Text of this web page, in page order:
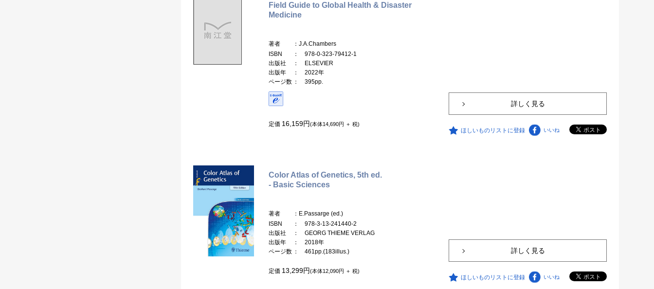
Field Guide to Global Health & Disaster
Medicine
著者
：J.A.Chambers
ISBN
： 978-0-323-79412-1
出版社
： ELSEVIER
出版年
： 2022年
ページ数 ： 395pp.
定価 16,159円(本体14,690円 ＋ 税)
詳しく見る
ほしいものリストに登録 いいね
Color Atlas of Genetics, 5th ed.
- Basic Sciences
著者
：E.Passarge (ed.)
ISBN
： 978-3-13-241440-2
出版社
： GEORG THIEME VERLAG
出版年
： 2018年
ページ数 ： 461pp.(183illus.)
定価 13,299円(本体12,090円 ＋ 税)
詳しく見る
ほしいものリストに登録 いいね